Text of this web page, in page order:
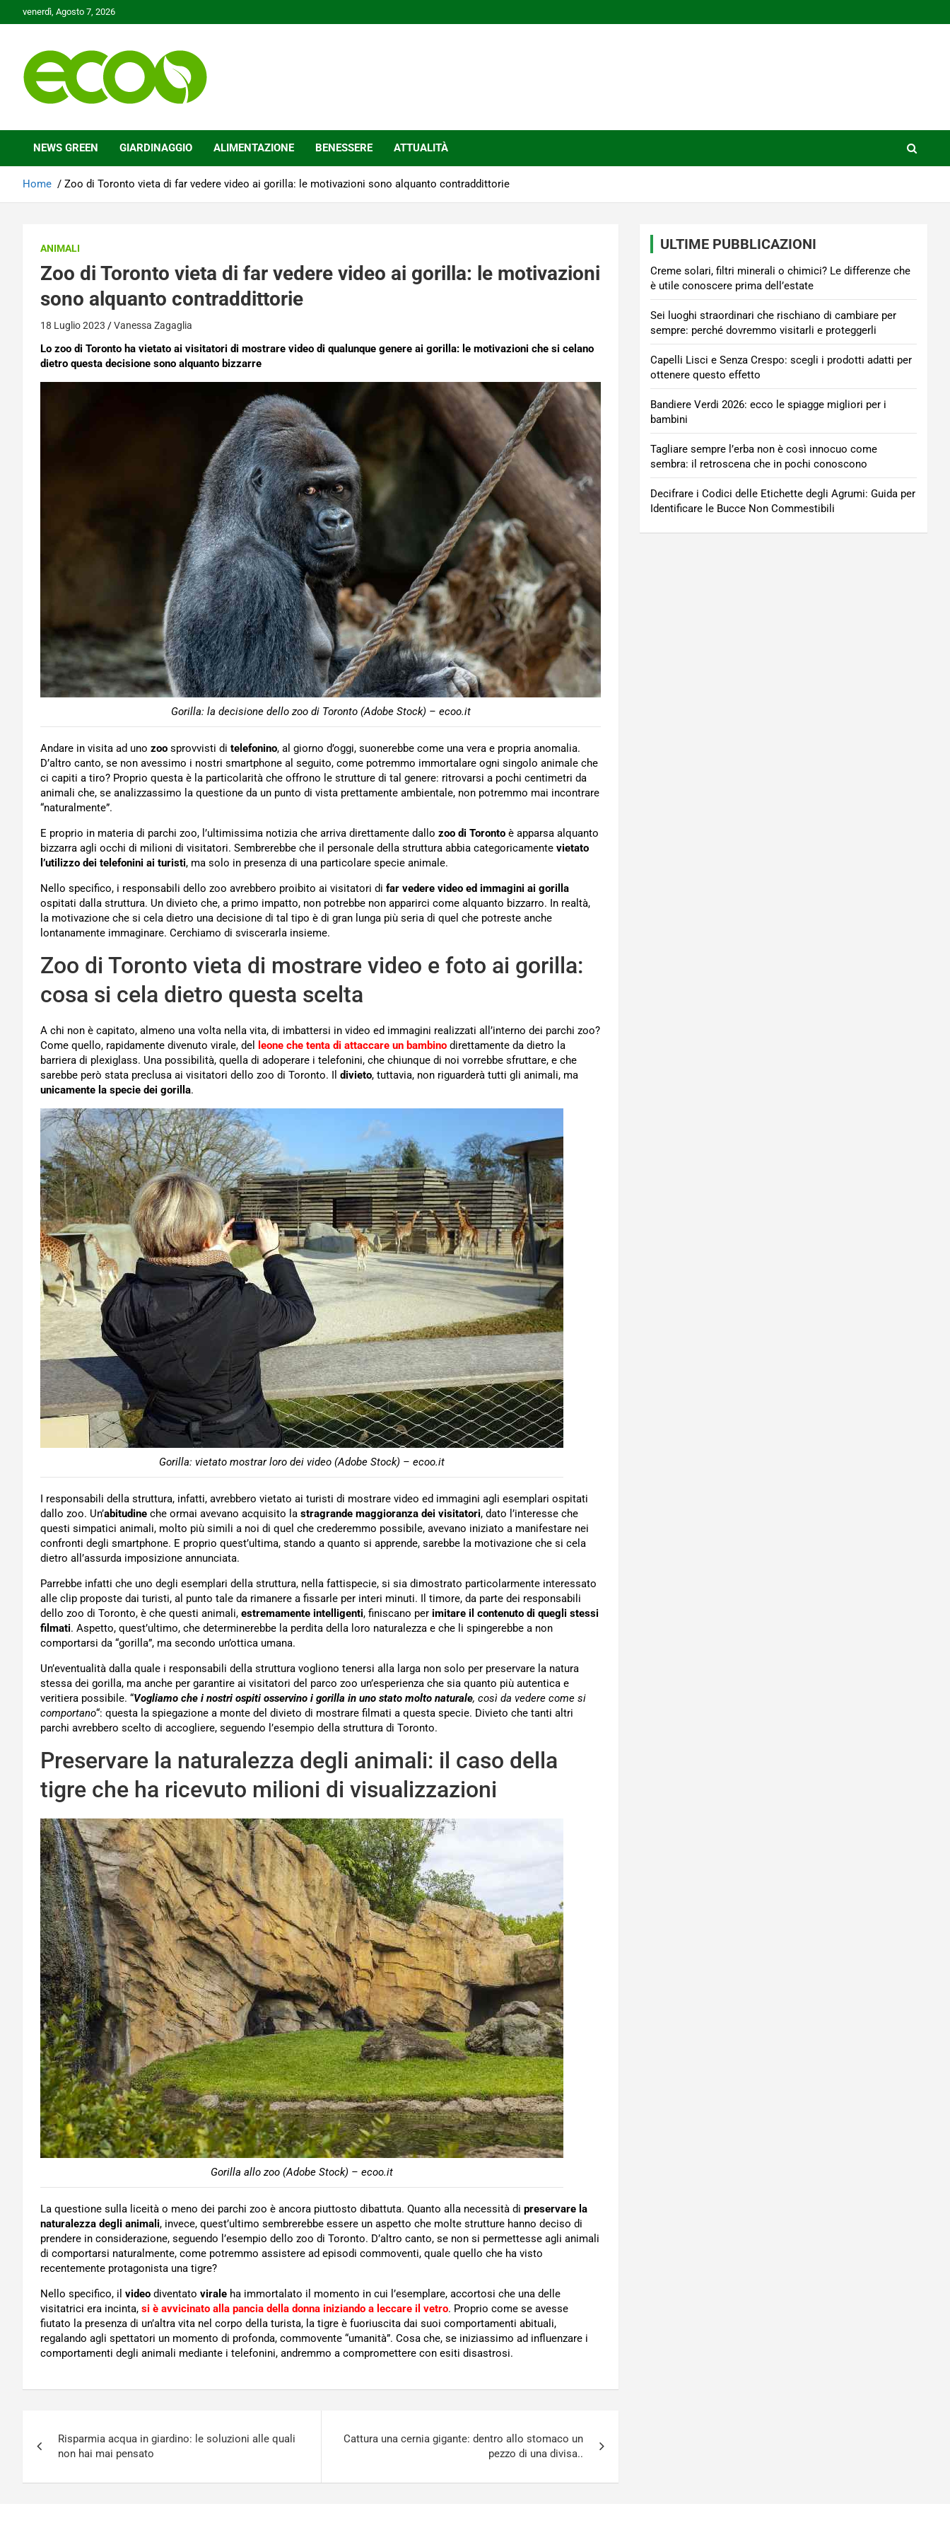
to
venerdì, Agosto 7, 2026
Ecoo.it
NEWS GREEN GIARDINAGGIO ALIMENTAZIONE BENESSERE ATTUALITÀ
Home Zoo di Toronto vieta di far vedere video ai gorilla: le motivazioni sono alquanto contraddittorie
ANIMALI
Zoo di Toronto vieta di far vedere video ai gorilla: le motivazioni
sono alquanto contraddittorie
18 Luglio 2023 Vanessa Zagaglia
Lo zoo di Toronto ha vietato ai visitatori di mostrare video di qualunque genere ai gorilla: le motivazioni che si celano
dietro questa decisione sono alquanto bizzarre
Gorilla: la decisione dello zoo di Toronto (Adobe Stock) – ecoo.it
Andare in visita ad uno zoo sprovvisti di telefonino, al giorno d’oggi, suonerebbe come una vera e propria anomalia.
D’altro canto, se non avessimo i nostri smartphone al seguito, come potremmo immortalare ogni singolo animale che
ci capiti a tiro? Proprio questa è la particolarità che offrono le strutture di tal genere: ritrovarsi a pochi centimetri da
animali che, se analizzassimo la questione da un punto di vista prettamente ambientale, non potremmo mai incontrare
“naturalmente”.
E proprio in materia di parchi zoo, l’ultimissima notizia che arriva direttamente dallo zoo di Toronto è apparsa alquanto
bizzarra agli occhi di milioni di visitatori. Sembrerebbe che il personale della struttura abbia categoricamente vietato
l’utilizzo dei telefonini ai turisti, ma solo in presenza di una particolare specie animale.
Nello specifico, i responsabili dello zoo avrebbero proibito ai visitatori di far vedere video ed immagini ai gorilla
ospitati dalla struttura. Un divieto che, a primo impatto, non potrebbe non apparirci come alquanto bizzarro. In realtà,
la motivazione che si cela dietro una decisione di tal tipo è di gran lunga più seria di quel che potreste anche
lontanamente immaginare. Cerchiamo di sviscerarla insieme.
Zoo di Toronto vieta di mostrare video e foto ai gorilla:
cosa si cela dietro questa scelta
A chi non è capitato, almeno una volta nella vita, di imbattersi in video ed immagini realizzati all’interno dei parchi zoo?
Come quello, rapidamente divenuto virale, del
leone che tenta di attaccare un bambino direttamente da dietro la
barriera di plexiglass. Una possibilità, quella di adoperare i telefonini, che chiunque di noi vorrebbe sfruttare, e che
sarebbe però stata preclusa ai visitatori dello zoo di Toronto. Il divieto, tuttavia, non riguarderà tutti gli animali, ma
unicamente la specie dei gorilla.
Gorilla: vietato mostrar loro dei video (Adobe Stock) – ecoo.it
I responsabili della struttura, infatti, avrebbero vietato ai turisti di mostrare video ed immagini agli esemplari ospitati
dallo zoo. Un’abitudine che ormai avevano acquisito la stragrande maggioranza dei visitatori, dato l’interesse che
questi simpatici animali, molto più simili a noi di quel che crederemmo possibile, avevano iniziato a manifestare nei
confronti degli smartphone. E proprio quest’ultima, stando a quanto si apprende, sarebbe la motivazione che si cela
dietro all’assurda imposizione annunciata.
Parrebbe infatti che uno degli esemplari della struttura, nella fattispecie, si sia dimostrato particolarmente interessato
alle clip proposte dai turisti, al punto tale da rimanere a fissarle per interi minuti. Il timore, da parte dei responsabili
dello zoo di Toronto, è che questi animali, estremamente intelligenti, finiscano per imitare il contenuto di quegli stessi
filmati. Aspetto, quest’ultimo, che determinerebbe la perdita della loro naturalezza e che li spingerebbe a non
comportarsi da “gorilla”, ma secondo un’ottica umana.
Un’eventualità dalla quale i responsabili della struttura vogliono tenersi alla larga non solo per preservare la natura
stessa dei gorilla, ma anche per garantire ai visitatori del parco zoo un’esperienza che sia quanto più autentica e
veritiera possibile. “Vogliamo che i nostri ospiti osservino i gorilla in uno stato molto naturale, così da vedere come si
comportano“: questa la spiegazione a monte del divieto di mostrare filmati a questa specie. Divieto che tanti altri
parchi avrebbero scelto di accogliere, seguendo l’esempio della struttura di Toronto.
Preservare la naturalezza degli animali: il caso della
tigre che ha ricevuto milioni di visualizzazioni
Gorilla allo zoo (Adobe Stock) – ecoo.it
La questione sulla liceità o meno dei parchi zoo è ancora piuttosto dibattuta. Quanto alla necessità di preservare la
naturalezza degli animali, invece, quest’ultimo sembrerebbe essere un aspetto che molte strutture hanno deciso di
prendere in considerazione, seguendo l’esempio dello zoo di Toronto. D’altro canto, se non si permettesse agli animali
di comportarsi naturalmente, come potremmo assistere ad episodi commoventi, quale quello che ha visto
recentemente protagonista una tigre?
Nello specifico, il video diventato virale ha immortalato il momento in cui l’esemplare, accortosi che una delle
visitatrici era incinta, si è avvicinato alla pancia della donna iniziando a leccare il vetro. Proprio come se avesse
fiutato la presenza di un’altra vita nel corpo della turista, la tigre è fuoriuscita dai suoi comportamenti abituali,
regalando agli spettatori un momento di profonda, commovente “umanità”. Cosa che, se iniziassimo ad influenzare i
comportamenti degli animali mediante i telefonini, andremmo a compromettere con esiti disastrosi.
articoli
Risparmia acqua in giardino: le soluzioni alle quali
non hai mai pensato
Cattura una cernia gigante: dentro allo stomaco un
pezzo di una divisa..
ULTIME PUBBLICAZIONI
Creme solari, filtri minerali o chimici? Le differenze che
è utile conoscere prima dell’estate
Sei luoghi straordinari che rischiano di cambiare per
sempre: perché dovremmo visitarli e proteggerli
Capelli Lisci e Senza Crespo: scegli i prodotti adatti per
ottenere questo effetto
Bandiere Verdi 2026: ecco le spiagge migliori per i
bambini
Tagliare sempre l’erba non è così innocuo come
sembra: il retroscena che in pochi conoscono
Decifrare i Codici delle Etichette degli Agrumi: Guida per
Identificare le Bucce Non Commestibili